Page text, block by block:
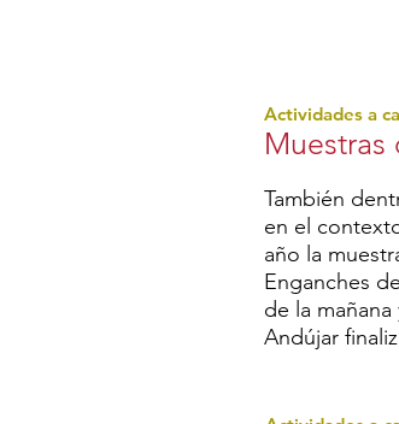
Actividades a
Muestras
También
en el
año la
Enganches
de la
Andújar